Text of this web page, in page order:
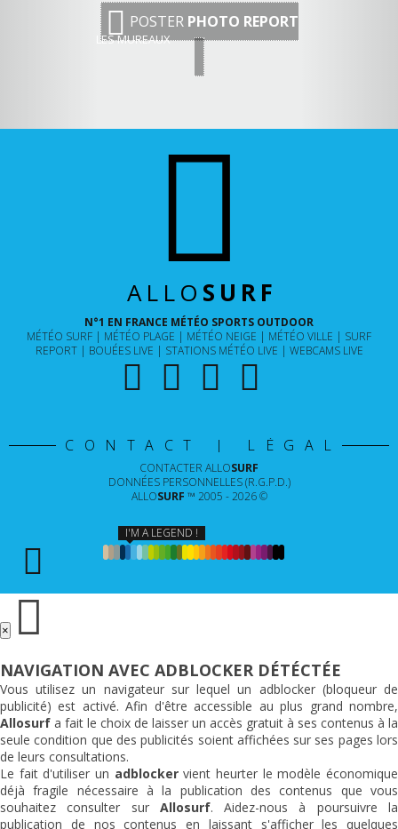
POSTER PHOTO REPORT
LES MUREAUX
ALLO SURF
N°1 EN FRANCE MÉTÉO SPORTS OUTDOOR
MÉTÉO SURF
MÉTÉO PLAGE MÉTÉO NEIGE MÉTÉO VILLE
SURF
REPORT
BOUÉES LIVE STATIONS MÉTÉO LIVE WEBCAMS LIVE
CONTACT | LÉGAL
CONTACTER ALLOSURF
DONNÉES PERSONNELLES (R.G.P.D.)
ALLOSURF ™ 2005 - 2026 ©
I'M A LEGEND !
×
NAVIGATION AVEC ADBLOCKER DÉTÉCTÉE
Vous utilisez un navigateur sur lequel un adblocker (bloqueur de
publicité) est activé. Afin d'être accessible au plus grand nombre,
Allosurf a fait le choix de laisser un accès gratuit à ses contenus à la
seule condition que des publicités soient affichées sur ses pages lors
de leurs consultations.
Le fait d'utiliser un adblockervient heurter le modèle économique
déjà fragile nécessaire à la publication des contenus que vous
souhaitez consulter sur Allosurf. Aidez-nous à poursuivre la
publication de nos contenus en laissant s'afficher les quelques